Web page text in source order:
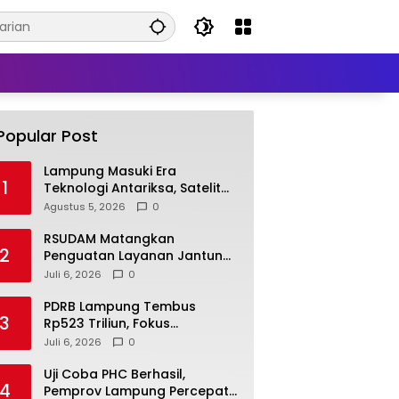
Post
1
Lampung Masuki Era
Teknologi Antariksa, Satelit
Lampung-1 Siap Dukung
Agustus 5, 2026 0
2
RSUDAM Matangkan
Penguatan Layanan Jantung,
Tingkatkan Akses dan
Juli 6, 2026 0
3
PDRB Lampung Tembus
Rp523 Triliun, Fokus
Pemerintah Kini Tekan
Juli 6, 2026 0
4
Uji Coba PHC Berhasil,
Pemprov Lampung Percepat